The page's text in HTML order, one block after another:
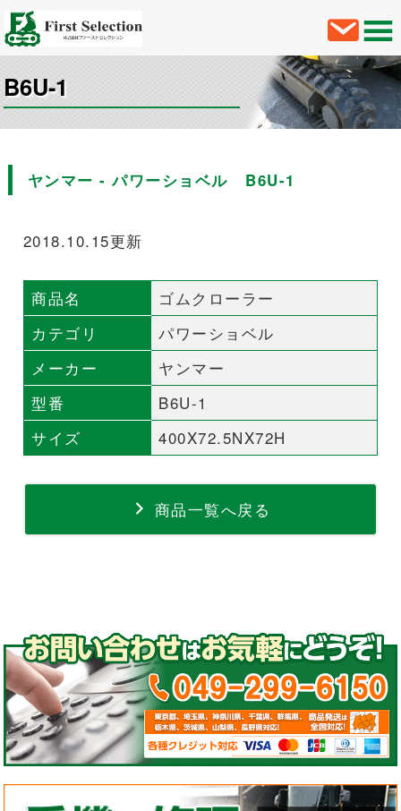
B6U-1
ヤンマー - パワーショベル B6U-1
2018.10.15更新
商品名
ゴムクローラー
カテゴリ
パワーショベル
メーカー
ヤンマー
型番
B6U-1
サイズ
400X72.5NX72H
商品一覧へ戻る